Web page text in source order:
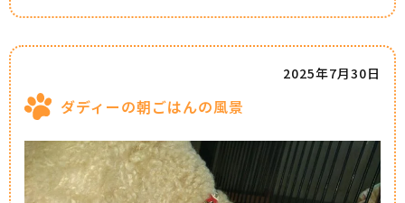
ダディーの朝ごはんの風景
2025年7月30日